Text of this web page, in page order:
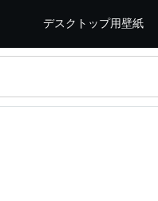
デスクトップ用壁紙